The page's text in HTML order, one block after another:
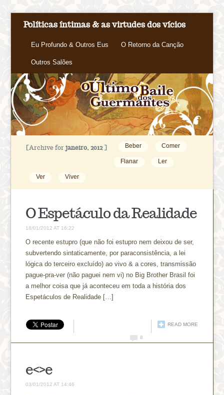
Políticas íntimas & as virtudes dos vícios
Eu Profundo & Outros Eus O Retorno da Canção
Outros Salões
[Archive forjaneiro, 2012 ] Beber Comer
Flanar Ler
Ver Viver
O Espetáculo da Realidade
18/01/2012 AT 16:22
O recente estupro (que não foi estupro nem deixou de ser,
subvertendo sintaticamente, por paraconsistência, a lei
lógica do terceiro excluído) ao vivo & a cores, transmissão
pague-pra-ver (não paguei nem vi) no Big Brother Brasil foi
a melhor coisa que já aconteceu em toda a história dos
Espetáculos de Realidade […]
READ MORE
8
e<>e
03/01/2012 AT 14:46